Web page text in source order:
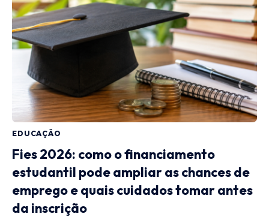
EDUCAÇÃO
Fies 2026: como o financiamento
estudantil pode ampliar as chances de
emprego e quais cuidados tomar antes
da inscrição